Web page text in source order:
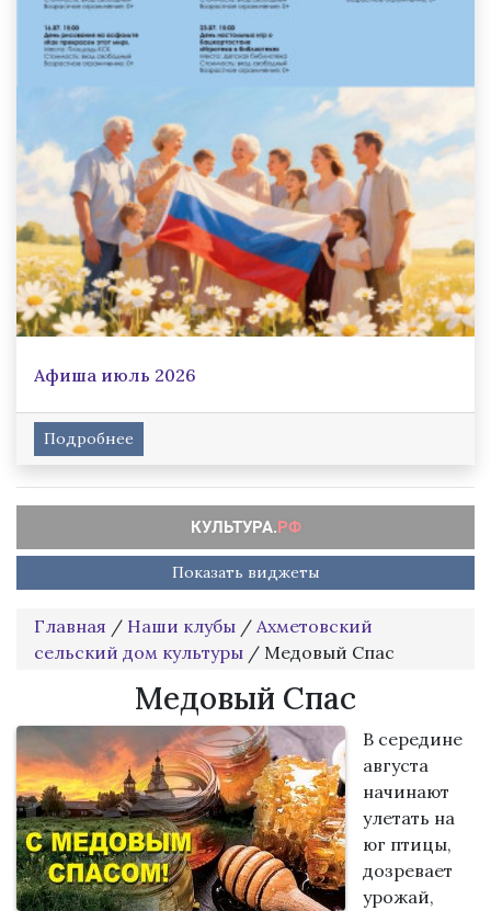
Афиша июль 2026
Подробнее
Показать виджеты
Главная / Наши клубы / Ахметовский
сельский дом культуры / Медовый Спас
Медовый Спас
В середине
августа
начинают
улетать на
юг птицы,
дозревает
урожай,